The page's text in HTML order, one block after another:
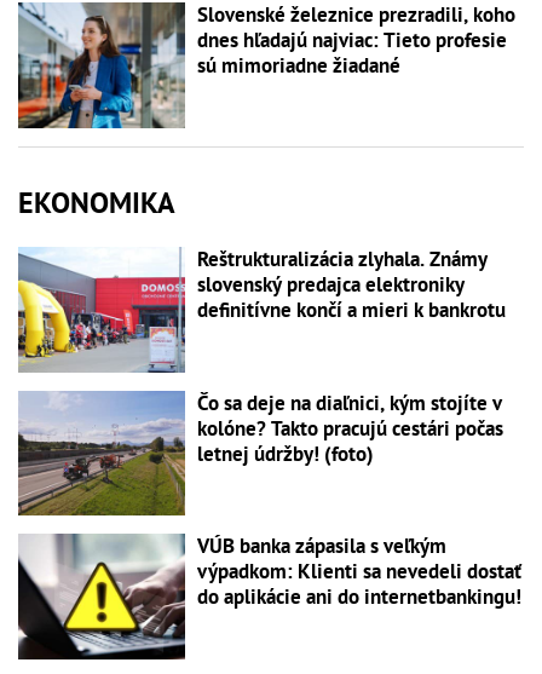
Slovenské železnice prezradili, koho
dnes hľadajú najviac: Tieto profesie
sú mimoriadne žiadané
EKONOMIKA
Reštrukturalizácia zlyhala. Známy
slovenský predajca elektroniky
definitívne končí a mieri k bankrotu
Čo sa deje na diaľnici, kým stojíte v
kolóne? Takto pracujú cestári počas
letnej údržby! (foto)
VÚB banka zápasila s veľkým
výpadkom: Klienti sa nevedeli dostať
do aplikácie ani do internetbankingu!